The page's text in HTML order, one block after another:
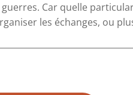
Car quelle
les échanges, ou